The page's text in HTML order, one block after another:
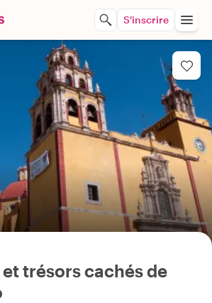
S'inscrire
trésors cachés de